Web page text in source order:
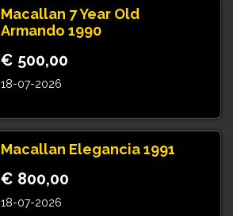
Macallan 7 Year Old
Armando 1990
€ 500,00
18-07-2026
Macallan Elegancia 1991
€ 800,00
18-07-2026